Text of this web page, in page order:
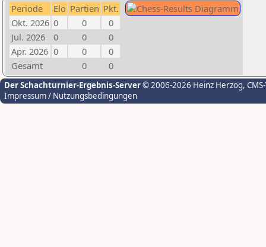
Periode Elo Partien Pkt.
Okt. 2026 0 0
0
Jul. 2026
0 0
0
Apr. 2026 0 0
0
Gesamt
0 0
Der Schachturnier-Ergebnis-Server© 2006-2026 Heinz Herzog,
Impressum / Nutzungsbedingungen